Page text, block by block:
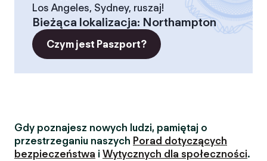
Los Angeles, Sydney, ruszaj!
Bieżąca lokalizacja: Northampton
Czym jest Paszport?
Gdy poznajesz nowych ludzi, pamiętaj o
przestrzeganiu naszych Porad dotyczących
bezpieczeństwa i Wytycznych dla społeczności.